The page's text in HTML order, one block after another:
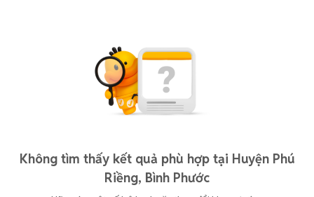
Không tìm thấy kết quả phù hợp tại Huyện Phú
Riềng, Bình Phước